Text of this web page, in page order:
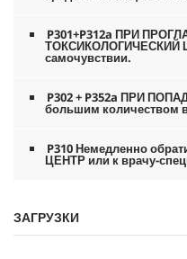
P301+P312a ПРИ
ТОКСИКОЛОГИЧЕСКИЙ
самочувствии.
P302 + P352a ПРИ
большим количеством
P310 Немедленно
ЦЕНТР или к врачу-
ЗАГРУЗКИ